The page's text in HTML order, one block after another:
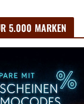
5.000 MARKEN